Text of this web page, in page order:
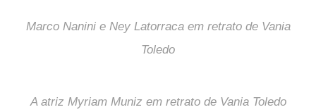
Marco Nanini e Ney Latorraca em retrato de Vania
Toledo
A atriz Myriam Muniz em retrato de Vania Toledo